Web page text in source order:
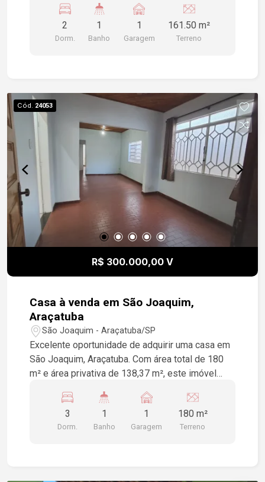
dormitórios, 1 banheiro social e 1 vaga de
garagem. Inclui cozinha e quintal, ideal para
momentos em família. Não perca essa chance de
2
Dorm.
1
Banho
1
Garagem
161.50 m²
Terreno
Cód. 24053
R$ 300.000,00 V
Casa à venda em São Joaquim,
Araçatuba
São Joaquim - Araçatuba/SP
Excelente oportunidade de adquirir uma casa em
São Joaquim, Araçatuba. Com área total de 180
m² e área privativa de 138,37 m², este imóvel
ideal para sua família. Não perca a chance de
fazer parte dessa comunidade!
3
Dorm.
1
Banho
1
Garagem
180 m²
Terreno